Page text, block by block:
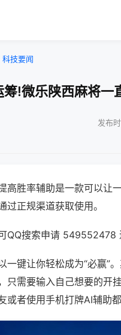
科技要闻
筹!微乐陕西麻将一
发布
高胜率辅助是一款可以让
过正规渠道获取使用。
QQ搜索申请 549552478
一键让你轻松成为“必赢”
只需要输入自己想要的开
或者使用手机打牌AI辅助都